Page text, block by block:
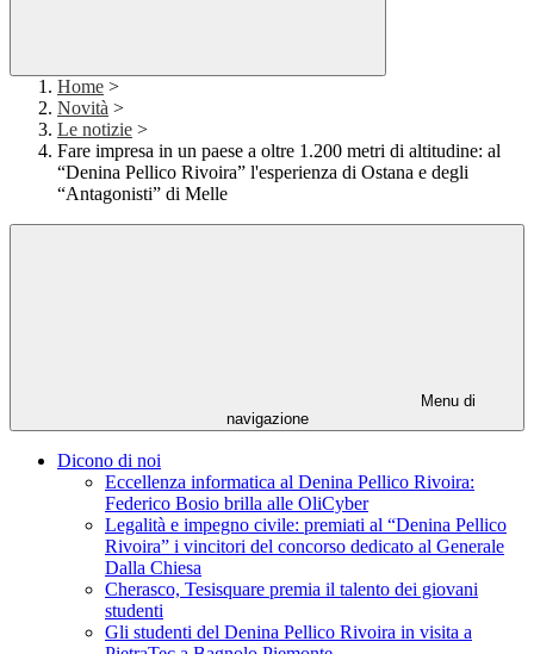
Home >
Novità >
Le notizie >
Fare impresa in un paese a oltre 1.200 metri di altitudine: al
“Denina Pellico Rivoira” l'esperienza di Ostana e degli
“Antagonisti” di Melle
Menu di
navigazione
Dicono di noi
Eccellenza informatica al Denina Pellico Rivoira:
Federico Bosio brilla alle OliCyber
Legalità e impegno civile: premiati al “Denina Pellico
Rivoira” i vincitori del concorso dedicato al Generale
Dalla Chiesa
Cherasco, Tesisquare premia il talento dei giovani
studenti
Gli studenti del Denina Pellico Rivoira in visita a